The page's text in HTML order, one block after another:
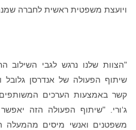
ויועצת משפטית ראשית לחברה
"הצוות שלנו נרגש לגבי
שיתוף הפעולה של אנדרסן גלובל
קשר באמצעות הערכים
ג‘ורי. "שיתוף הפעולה הזה
משפטנים ואנשי מיסים מהמעלה